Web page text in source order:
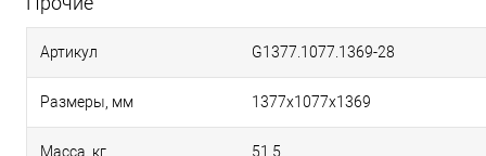
Артикул G1377.1077.1369-28
Размеры, мм 1377х1077х1369
Масса, кг 51.5